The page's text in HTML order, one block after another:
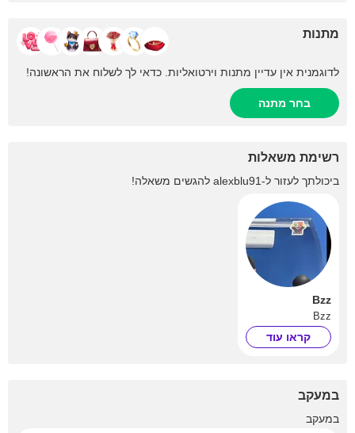
מתנות
לדוגמנית אין עדיין מתנות וירטואליות. כדאי לך לשלוח את הראשונה!
בחר מתנה
רשימת משאלות
ביכולתך לעזור ל-alexblu91 להגשים משאלה!
Bzz
Bzz
קראו עוד
במעקב
במעקב